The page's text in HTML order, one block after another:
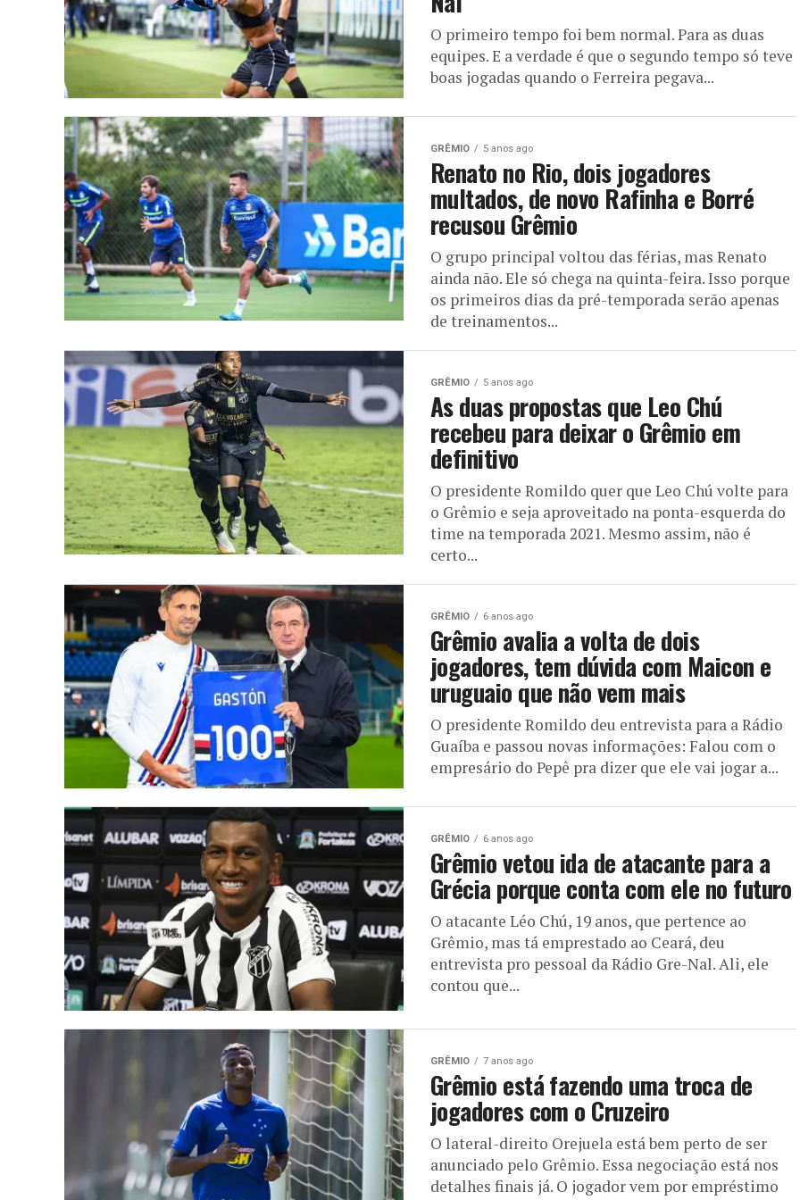
O primeiro tempo foi bem normal. Para as duas
equipes. E a verdade é que o segundo tempo só teve
boas jogadas quando o Ferreira pegava...
GRÊMIO 5 anos ago
Renato no Rio, dois jogadores
multados, de novo Rafinha e Borré
recusou Grêmio
O grupo principal voltou das férias, mas Renato
ainda não. Ele só chega na quinta-feira. Isso porque
os primeiros dias da pré-temporada serão apenas
de treinamentos...
GRÊMIO 5 anos ago
As duas propostas que Leo Chú
recebeu para deixar o Grêmio em
definitivo
O presidente Romildo quer que Leo Chú volte para
o Grêmio e seja aproveitado na ponta-esquerda do
time na temporada 2021. Mesmo assim, não é
certo...
GRÊMIO 6 anos ago
Grêmio avalia a volta de dois
jogadores, tem dúvida com Maicon e
uruguaio que não vem mais
O presidente Romildo deu entrevista para a Rádio
Guaíba e passou novas informações: Falou com o
empresário do Pepê pra dizer que ele vai jogar a...
GRÊMIO 6 anos ago
Grêmio vetou ida de atacante para a
Grécia porque conta com ele no futuro
O atacante Léo Chú, 19 anos, que pertence ao
Grêmio, mas tá emprestado ao Ceará, deu
entrevista pro pessoal da Rádio Gre-Nal. Ali, ele
contou que...
GRÊMIO 7 anos ago
Grêmio está fazendo uma troca de
jogadores com o Cruzeiro
O lateral-direito Orejuela está bem perto de ser
anunciado pelo Grêmio. Essa negociação está nos
detalhes finais já. O jogador vem por empréstimo